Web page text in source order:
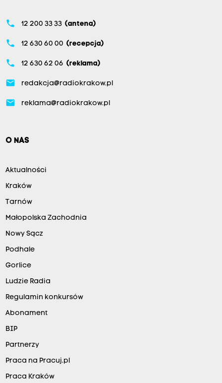
phone 12 200 33 33 (antena)
phone 12 630 60 00 (recepcja)
phone 12 630 62 06 (reklama)
email redakcja@radiokrakow.pl
email reklama@radiokrakow.pl
O NAS
Aktualności
Kraków
Tarnów
Małopolska Zachodnia
Nowy Sącz
Podhale
Gorlice
Ludzie Radia
Regulamin konkursów
Abonament
BIP
Partnerzy
Praca na Pracuj.pl
Praca Kraków